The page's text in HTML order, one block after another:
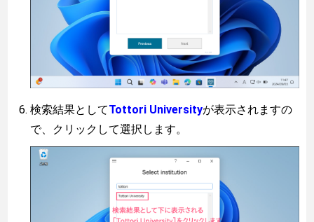
検索結果としてTottori Universityが表示されますの
で、クリックして選択します。